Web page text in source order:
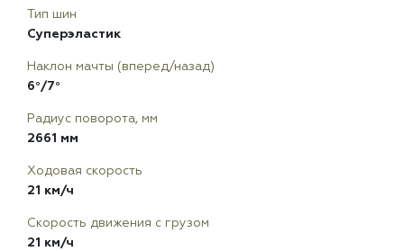
Тип шин
Суперэластик
Наклон мачты (вперед/назад)
6°/7°
Радиус поворота, мм
2661 мм
Ходовая скорость
21 км/ч
Скорость движения с грузом
21 км/ч